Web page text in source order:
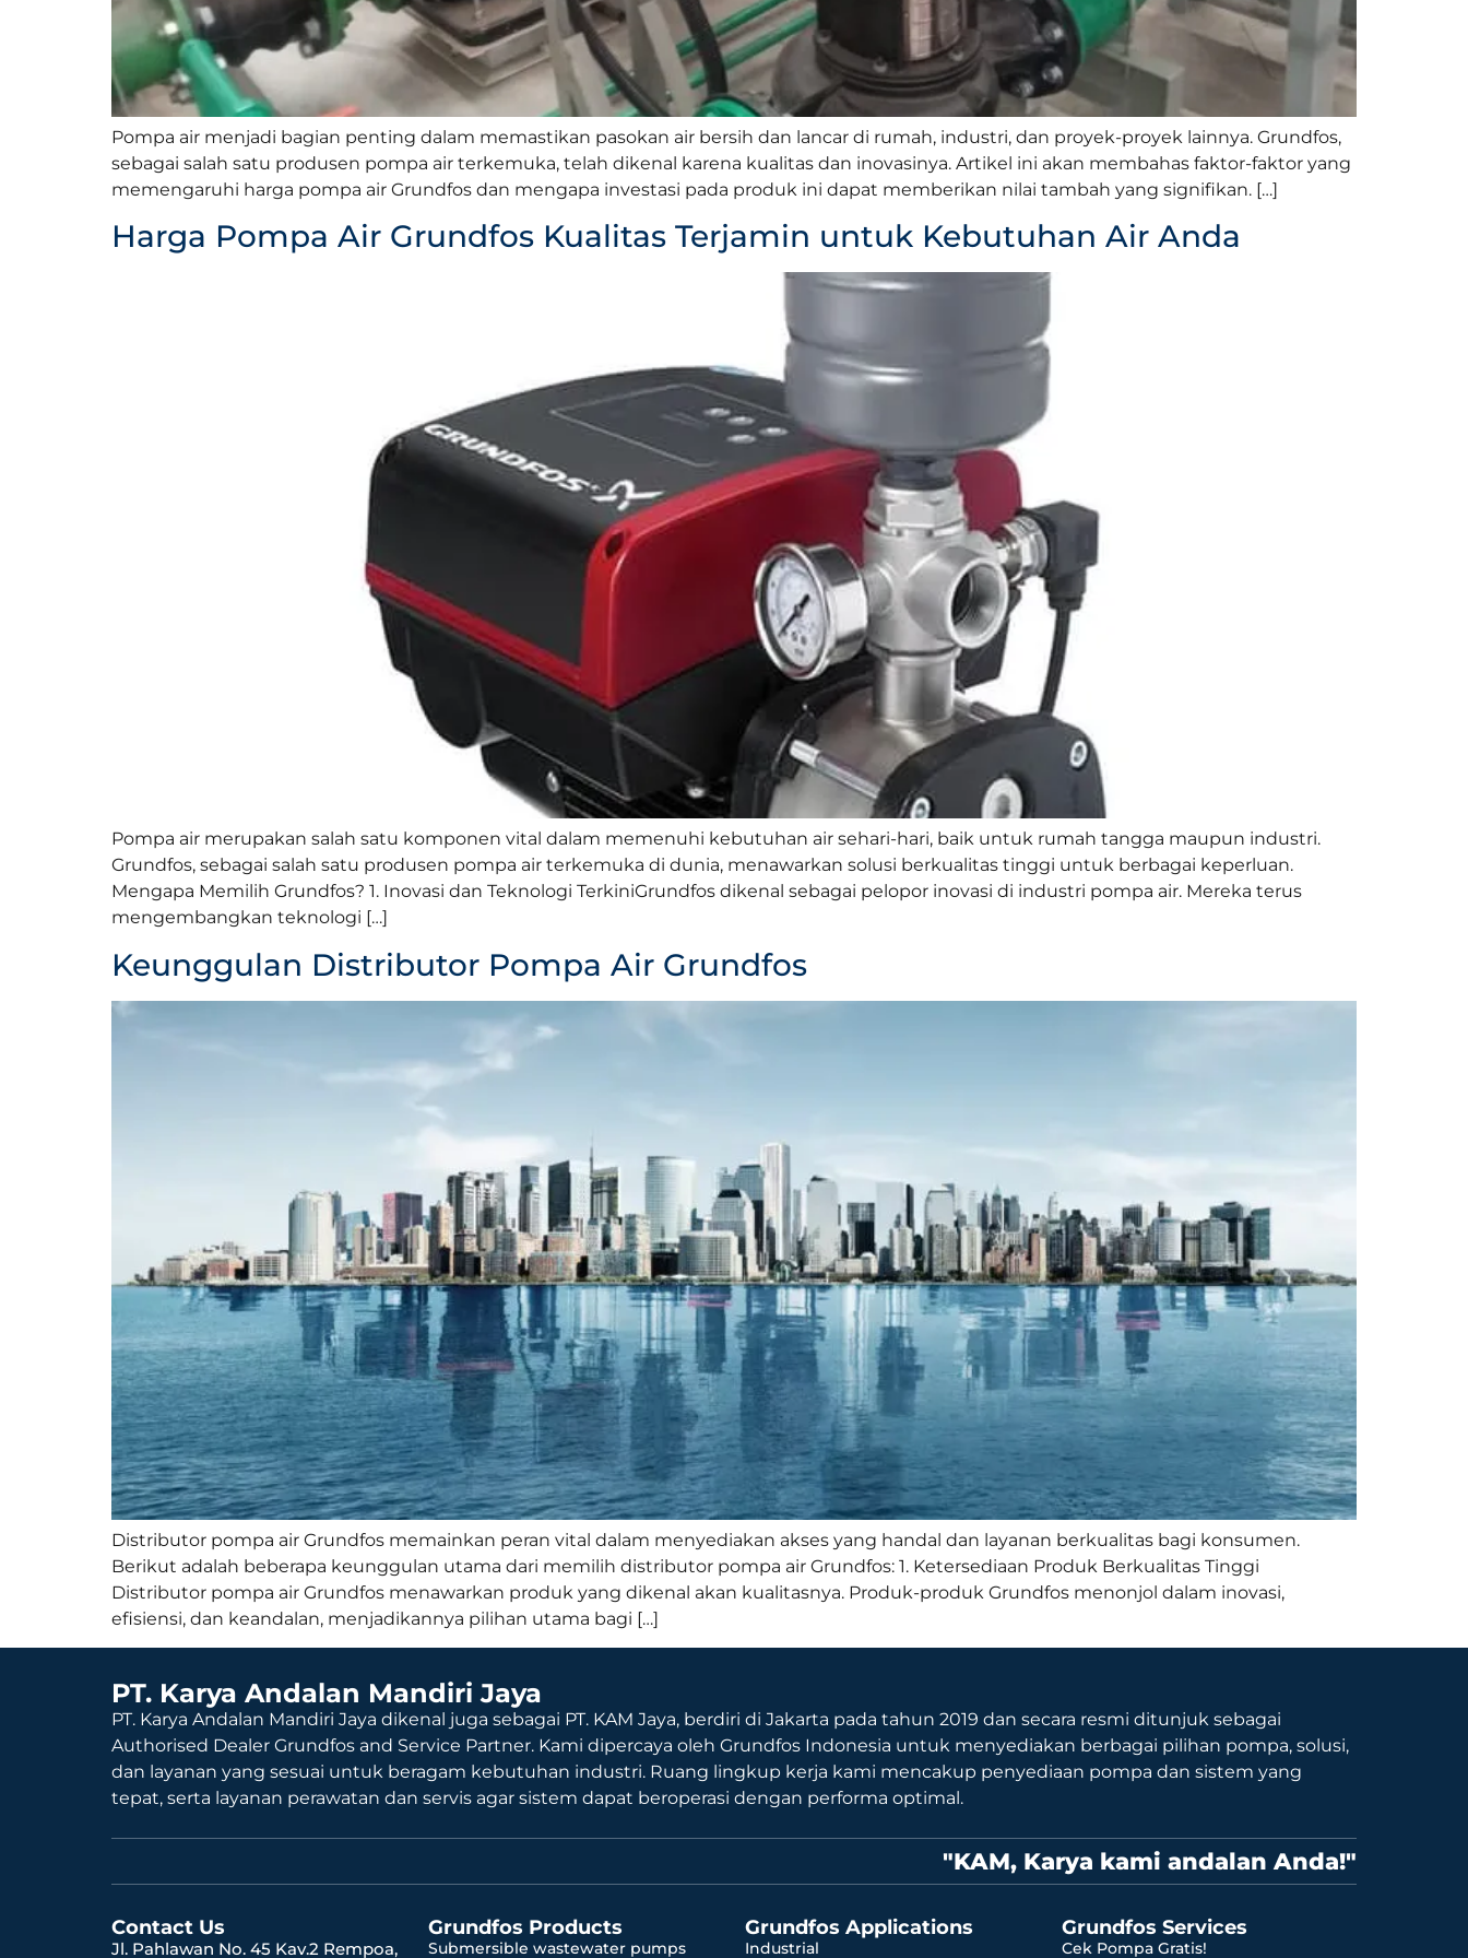
Pompa air menjadi bagian penting dalam memastikan pasokan air bersih dan lancar di rumah, industri, dan proyek-proyek lainnya. Grundfos,
sebagai salah satu produsen pompa air terkemuka, telah dikenal karena kualitas dan inovasinya. Artikel ini akan membahas faktor-faktor yang
memengaruhi harga pompa air Grundfos dan mengapa investasi pada produk ini dapat memberikan nilai tambah yang signifikan. […]
Harga Pompa Air Grundfos Kualitas Terjamin untuk Kebutuhan Air Anda
Pompa air merupakan salah satu komponen vital dalam memenuhi kebutuhan air sehari-hari, baik untuk rumah tangga maupun industri.
Grundfos, sebagai salah satu produsen pompa air terkemuka di dunia, menawarkan solusi berkualitas tinggi untuk berbagai keperluan.
Mengapa Memilih Grundfos? 1. Inovasi dan Teknologi TerkiniGrundfos dikenal sebagai pelopor inovasi di industri pompa air. Mereka terus
mengembangkan teknologi […]
Keunggulan Distributor Pompa Air Grundfos
Distributor pompa air Grundfos memainkan peran vital dalam menyediakan akses yang handal dan layanan berkualitas bagi konsumen.
Berikut adalah beberapa keunggulan utama dari memilih distributor pompa air Grundfos: 1. Ketersediaan Produk Berkualitas Tinggi
Distributor pompa air Grundfos menawarkan produk yang dikenal akan kualitasnya. Produk-produk Grundfos menonjol dalam inovasi,
efisiensi, dan keandalan, menjadikannya pilihan utama bagi […]
PT. Karya Andalan Mandiri Jaya
PT. Karya Andalan Mandiri Jaya dikenal juga sebagai PT. KAM Jaya, berdiri di Jakarta pada tahun 2019 dan secara resmi ditunjuk sebagai
Authorised Dealer Grundfos and Service Partner. Kami dipercaya oleh Grundfos Indonesia untuk menyediakan berbagai pilihan pompa, solusi,
dan layanan yang sesuai untuk beragam kebutuhan industri. Ruang lingkup kerja kami mencakup penyediaan pompa dan sistem yang
tepat, serta layanan perawatan dan servis agar sistem dapat beroperasi dengan performa optimal.
"KAM, Karya kami andalan Anda!"
Contact Us
Jl. Pahlawan No. 45 Kav.2 Rempoa,
Grundfos Products
Submersible wastewater pumps
Grundfos Applications
Industrial
Grundfos Services
Cek Pompa Gratis!